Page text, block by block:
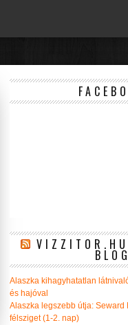
BLOG
Alaszka kihagyhatatlan
és hajóval
Alaszka legszebb útja: Seward
félsziget (1-2. nap)